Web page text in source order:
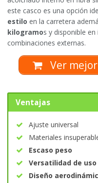
este casco es una opción
estilo en la carretera
kilogramos y disponible
combinaciones externas.
Ver
Ventajas
Ajuste universal
Materiales
Escaso peso
Versatilidad de uso
Diseño